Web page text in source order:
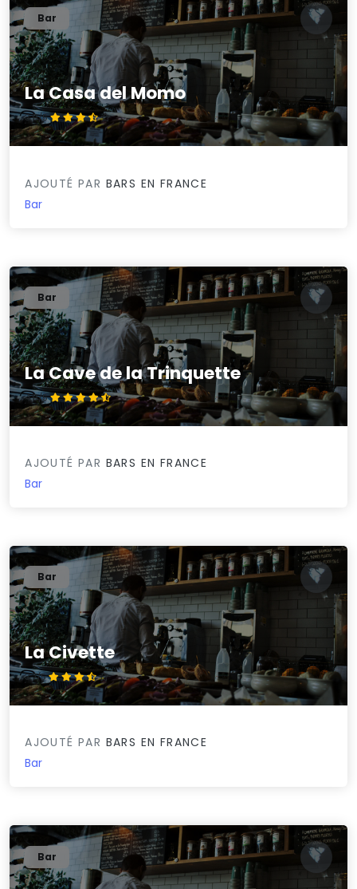
La Casa del Momo
3.9/5
Bar
AJOUTÉ PAR BARS EN FRANCE
Bar
La Cave de la Trinquette
4.9/5
Bar
AJOUTÉ PAR BARS EN FRANCE
Bar
La Civette
3.7/5
Bar
AJOUTÉ PAR BARS EN FRANCE
Bar
Bar